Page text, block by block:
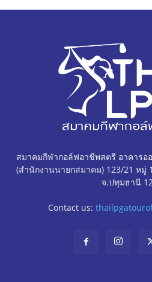
สมาคมกีฬากอล์ฟอาชีพสตรี อาคารอ
(สำนักงานนายกสมาคม) 123/21 หมู่
จ.ปทุมธานี
Contact us: